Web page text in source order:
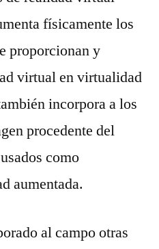
físicamente los
proporcionan y
virtual en virtualidad
incorpora a los
procedente del
como
aumentada.
al campo otras